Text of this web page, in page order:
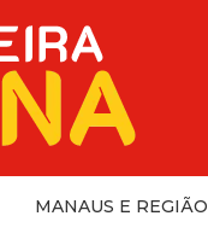
MANAUS E REGIÃO